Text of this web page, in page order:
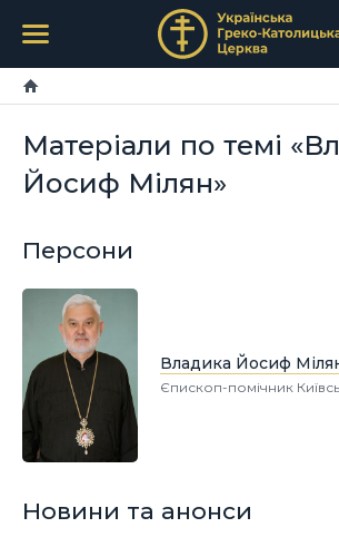
Матеріали по темі
Йосиф Мілян»
Персони
Владика Йосиф
Єпископ-помічник
Новини та анонси